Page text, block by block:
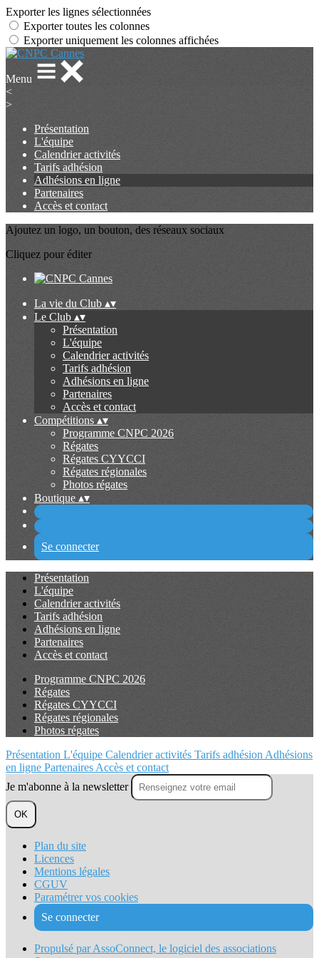
Exporter les lignes sélectionnées
Exporter toutes les colonnes
Exporter uniquement les colonnes affichées
Menu
<
>
Présentation
L'équipe
Calendrier activités
Tarifs adhésion
Adhésions en ligne
Partenaires
Accès et contact
Ajoutez un logo, un bouton, des réseaux sociaux
Cliquez pour éditer
La vie du Club ▴▾
Le Club ▴▾
Présentation
L'équipe
Calendrier activités
Tarifs adhésion
Adhésions en ligne
Partenaires
Accès et contact
Compétitions ▴▾
Programme CNPC 2026
Régates
Régates CYYCCI
Régates régionales
Photos régates
Boutique ▴▾
Se connecter
Présentation
L'équipe
Calendrier activités
Tarifs adhésion
Adhésions en ligne
Partenaires
Accès et contact
Programme CNPC 2026
Régates
Régates CYYCCI
Régates régionales
Photos régates
Présentation L'équipe Calendrier activités Tarifs adhésion Adhésions
en ligne Partenaires Accès et contact
Je m'abonne à la newsletter
OK
Plan du site
Licences
Mentions légales
CGUV
Paramétrer vos cookies
Se connecter
Propulsé par AssoConnect, le logiciel des associations